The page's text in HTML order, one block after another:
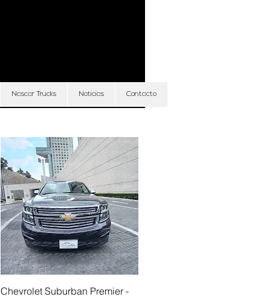
Nascar Trucks Noticias Contacto
Vista rápida
Chevrolet Suburban Premier -